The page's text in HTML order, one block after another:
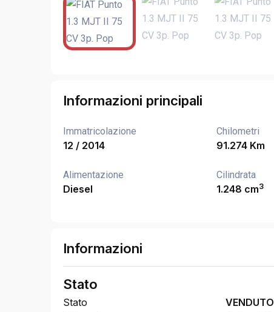
Informazioni principali
Immatricolazione
12 / 2014
Chilometri
91.274 Km
Alimentazione
Diesel
Cilindrata
1.248 cm3
Informazioni
Stato
Stato
VENDUTO